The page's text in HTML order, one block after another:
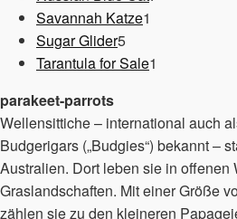
Savannah Katze1
Sugar Glider55
Produkte
Tarantula for Sale1
parakeet-parrots
Wellensittiche – international auch
Budgerigars („Budgies“) bekannt –
Australien. Dort leben sie in offenen
Graslandschaften. Mit einer Größe
zählen sie zu den kleineren